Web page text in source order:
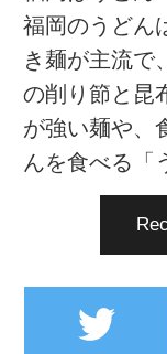
福岡のうどん
き麺が主流で
の削り節と昆
が強い麺や、
んを食べる「